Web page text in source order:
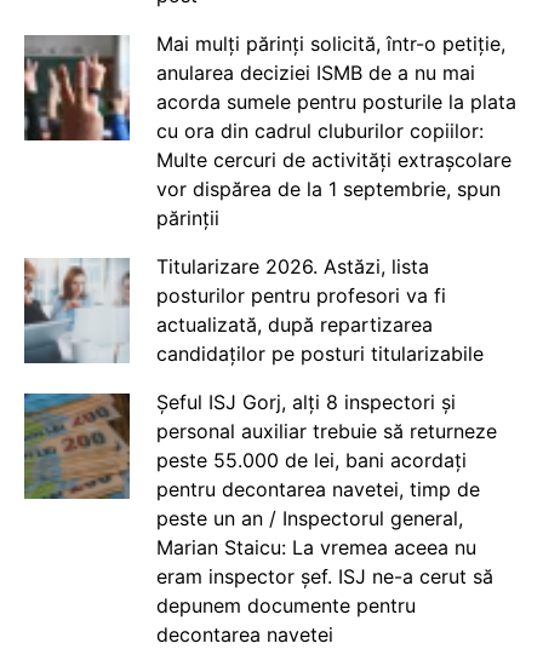
Mai mulți părinți solicită, într-o petiție,
anularea deciziei ISMB de a nu mai
acorda sumele pentru posturile la plata
cu ora din cadrul cluburilor copiilor:
Multe cercuri de activități extrașcolare
vor dispărea de la 1 septembrie, spun
părinții
Titularizare 2026. Astăzi, lista
posturilor pentru profesori va fi
actualizată, după repartizarea
candidaților pe posturi titularizabile
Șeful ISJ Gorj, alți 8 inspectori și
personal auxiliar trebuie să returneze
peste 55.000 de lei, bani acordați
pentru decontarea navetei, timp de
peste un an / Inspectorul general,
Marian Staicu: La vremea aceea nu
eram inspector șef. ISJ ne-a cerut să
depunem documente pentru
decontarea navetei